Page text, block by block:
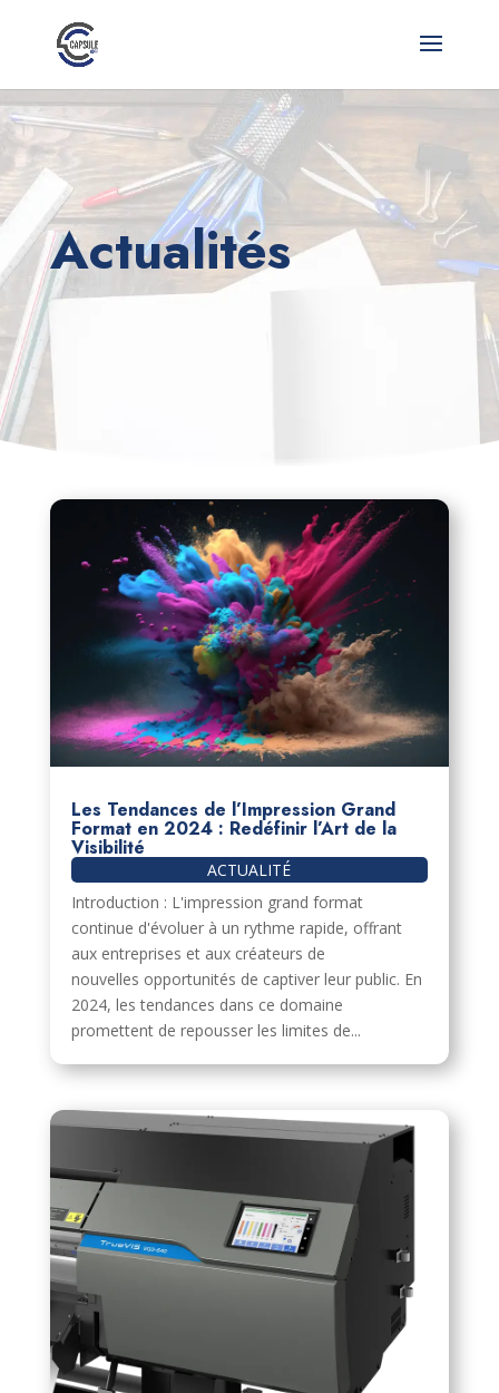
Actualités
Les Tendances de l’Impression Grand
Format en 2024 : Redéfinir l’Art de la
Visibilité
ACTUALITÉ
Introduction : L'impression grand format
continue d'évoluer à un rythme rapide, offrant
aux entreprises et aux créateurs de
nouvelles opportunités de captiver leur public. En
2024, les tendances dans ce domaine
promettent de repousser les limites de...